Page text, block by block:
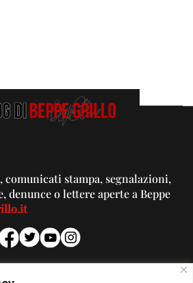
comunicati stampa, segnalazioni,
o lettere aperte a Beppe
PUBBLICITA'